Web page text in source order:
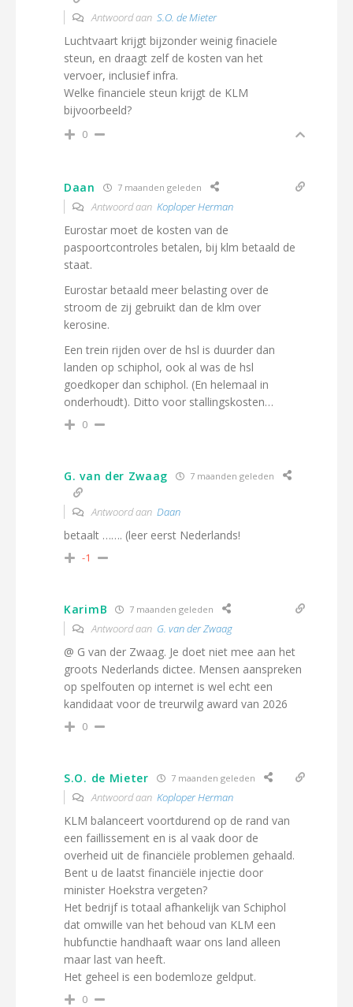
Antwoord aan S.O. de Mieter
Luchtvaart krijgt bijzonder weinig finaciele
steun, en draagt zelf de kosten van het
vervoer, inclusief infra.
Welke financiele steun krijgt de KLM
bijvoorbeeld?
0
Daan 7 maanden geleden
Antwoord aan Koploper Herman
Eurostar moet de kosten van de
paspoortcontroles betalen, bij klm betaald de
staat.
Eurostar betaald meer belasting over de
stroom de zij gebruikt dan de klm over
kerosine.
Een trein rijden over de hsl is duurder dan
landen op schiphol, ook al was de hsl
goedkoper dan schiphol. (En helemaal in
onderhoudt). Ditto voor stallingskosten…
0
G. van der Zwaag 7 maanden geleden
Antwoord aan Daan
betaalt ……. (leer eerst Nederlands!
-1
KarimB 7 maanden geleden
Antwoord aan G. van der Zwaag
@ G van der Zwaag. Je doet niet mee aan het
groots Nederlands dictee. Mensen aanspreken
op spelfouten op internet is wel echt een
kandidaat voor de treurwilg award van 2026
0
S.O. de Mieter 7 maanden geleden
Antwoord aan Koploper Herman
KLM balanceert voortdurend op de rand van
een faillissement en is al vaak door de
overheid uit de financiële problemen gehaald.
Bent u de laatst financiële injectie door
minister Hoekstra vergeten?
Het bedrijf is totaal afhankelijk van Schiphol
dat omwille van het behoud van KLM een
hubfunctie handhaaft waar ons land alleen
maar last van heeft.
Het geheel is een bodemloze geldput.
0